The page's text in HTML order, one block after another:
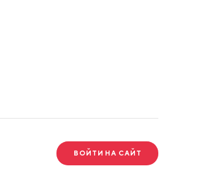
ВОЙТИ НА САЙТ